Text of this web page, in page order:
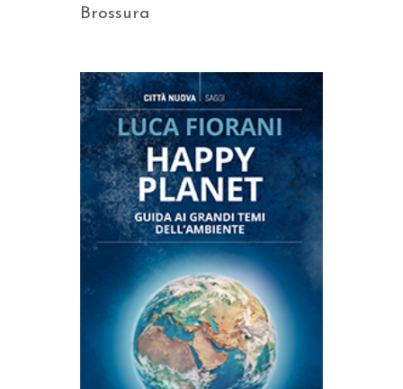
Brossura
AGGIUNGI AL CARRELLO